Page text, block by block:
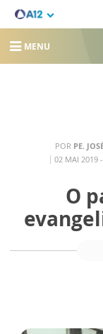
MENU
POR PE.
02 MAI 2019
O